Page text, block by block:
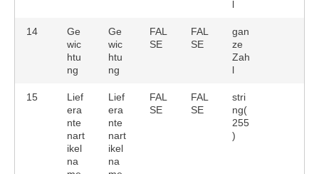
l
14
Ge
wic
htu
ng
Ge
wic
htu
ng
FAL
SE
FAL
SE
gan
ze
Zah
l
15
Lief
era
nte
nart
ikel
na
Lief
era
nte
nart
ikel
na
FAL
SE
FAL
SE
stri
ng(
255
)